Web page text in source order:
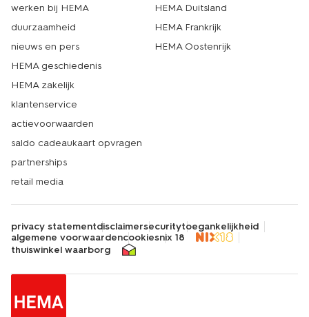
werken bij HEMA
duurzaamheid
nieuws en pers
HEMA geschiedenis
HEMA zakelijk
klantenservice
actievoorwaarden
saldo cadeaukaart opvragen
partnerships
retail media
HEMA Duitsland
HEMA Frankrijk
HEMA Oostenrijk
privacy statementdisclaimersecuritytoegankelijkheid
algemene voorwaardencookiesnix 18
thuiswinkel waarborg